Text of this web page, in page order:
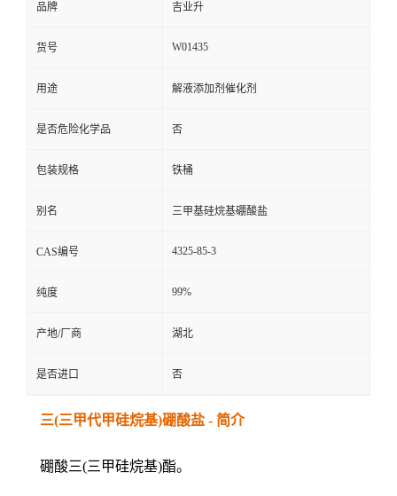
品牌 吉业升
货号 W01435
用途 解液添加剂催化剂
是否危险化学品 否
包装规格 铁桶
别名 三甲基硅烷基硼酸盐
CAS编号 4325-85-3
纯度 99%
产地/厂商 湖北
是否进口 否
三(三甲代甲硅烷基)硼酸盐 - 简介
硼酸三(三甲硅烷基)酯。